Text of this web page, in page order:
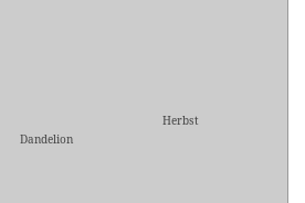
Dandelion
Herbst